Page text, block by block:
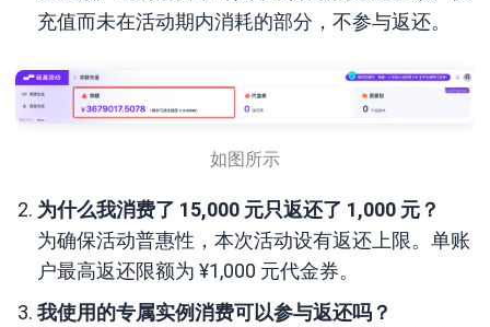
充值而未在活动期内消耗的部分，不参与返还。
如图所示
为什么我消费了 15,000 元只返还了 1,000 元？
为确保活动普惠性，本次活动设有返还上限。单账
户最高返还限额为 ¥1,000 元代金券。
我使用的专属实例消费可以参与返还吗？